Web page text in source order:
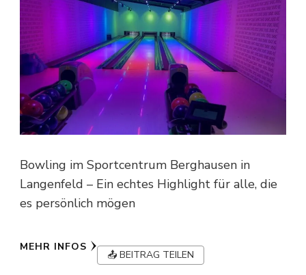
Bowling im Sportcentrum Berghausen in
Langenfeld – Ein echtes Highlight für alle, die
es persönlich mögen
MEHR INFOS
📤 BEITRAG TEILEN